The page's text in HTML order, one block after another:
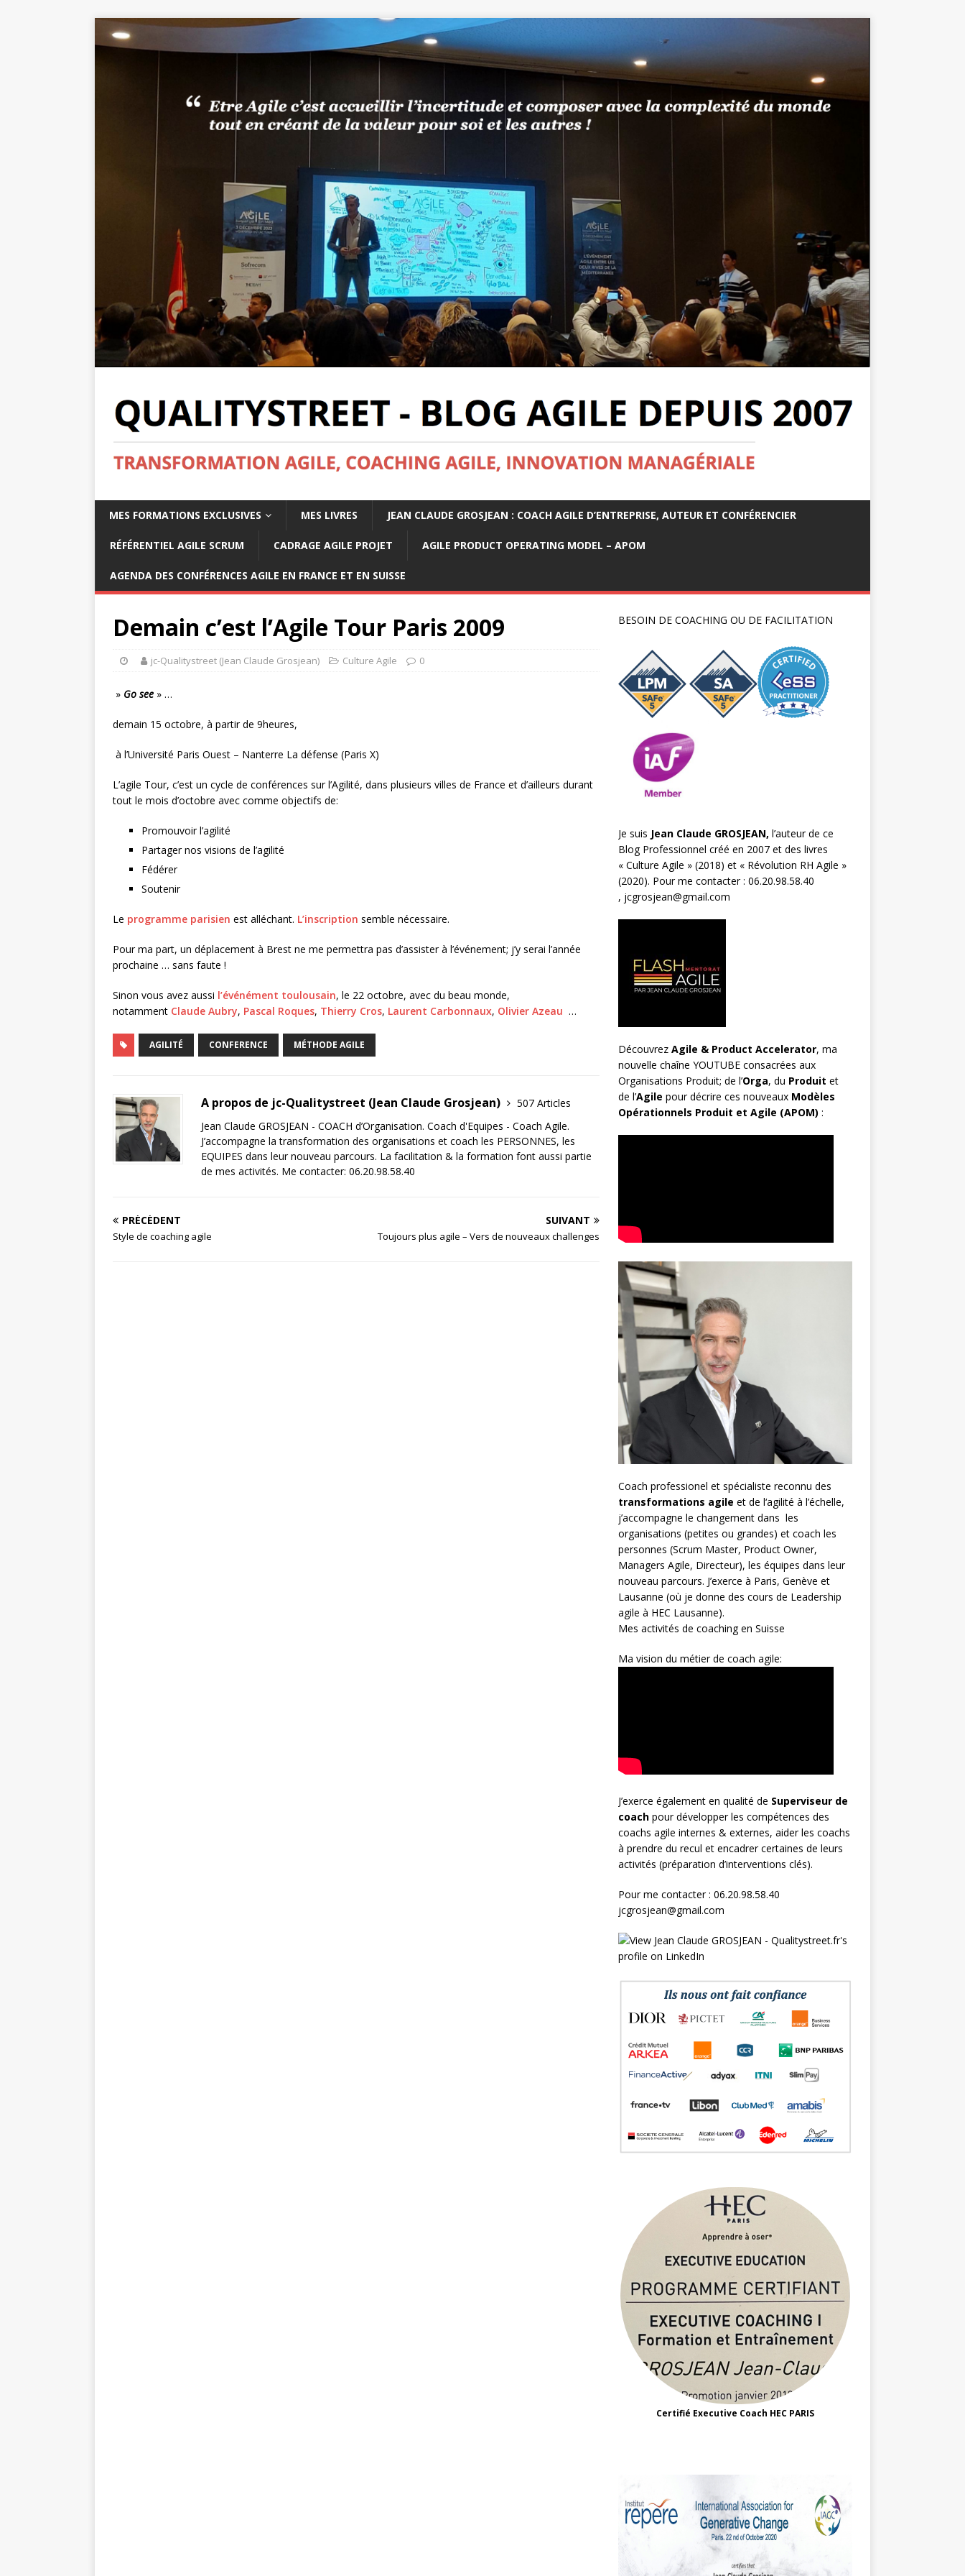
MES FORMATIONS EXCLUSIVES MES LIVRES JEAN CLAUDE GROSJEAN : COACH AGILE D’ENTREPRISE, AUTEUR ET CONFÉRENCIER
RÉFÉRENTIEL AGILE SCRUM CADRAGE AGILE PROJET AGILE PRODUCT OPERATING MODEL – APOM
AGENDA DES CONFÉRENCES AGILE EN FRANCE ET EN SUISSE
Demain c’est l’Agile Tour Paris 2009
jc-Qualitystreet (Jean Claude Grosjean) Culture Agile 0
» Go see » …
demain 15 octobre, à partir de 9heures,
à l’Université Paris Ouest – Nanterre La défense (Paris X)
L’agile Tour, c’est un cycle de conférences sur l’Agilité, dans plusieurs villes de France et d’ailleurs durant
tout le mois d’octobre avec comme objectifs de:
Promouvoir l’agilité
Partager nos visions de l’agilité
Fédérer
Soutenir
Le programme parisien est alléchant. L’inscription semble nécessaire.
Pour ma part, un déplacement à Brest ne me permettra pas d’assister à l’événement; j’y serai l’année
prochaine … sans faute !
Sinon vous avez aussi l’événément toulousain, le 22 octobre, avec du beau monde,
notamment Claude Aubry, Pascal Roques, Thierry Cros, Laurent Carbonnaux, Olivier Azeau …
AGILITÉ CONFERENCE MÉTHODE AGILE
A propos de jc-Qualitystreet (Jean Claude Grosjean)
507 Articles
Jean Claude GROSJEAN - COACH d’Organisation. Coach d'Equipes - Coach Agile.
J’accompagne la transformation des organisations et coach les PERSONNES, les
EQUIPES dans leur nouveau parcours. La facilitation & la formation font aussi partie
de mes activités. Me contacter: 06.20.98.58.40
PRÉCÉDENT
Style de coaching agile
SUIVANT
Toujours plus agile – Vers de nouveaux challenges
BESOIN DE COACHING OU DE FACILITATION
Je suis Jean Claude GROSJEAN, l’auteur de ce
Blog Professionnel créé en 2007 et des livres
« Culture Agile » (2018) et « Révolution RH Agile »
(2020). Pour me contacter : 06.20.98.58.40
, jcgrosjean@gmail.com
Découvrez Agile & Product Accelerator, ma
nouvelle chaîne YOUTUBE consacrées aux
Organisations Produit; de l’Orga, du Produit et
de l’Agile pour décrire ces nouveaux Modèles
Opérationnels Produit et Agile (APOM) :
Coach professionel et spécialiste reconnu des
transformations agile et de l‘agilité à l’échelle,
j’accompagne le changement dans les
organisations (petites ou grandes) et coach les
personnes (Scrum Master, Product Owner,
Managers Agile, Directeur), les équipes dans leur
nouveau parcours. J’exerce à Paris, Genève et
Lausanne (où je donne des cours de Leadership
agile à HEC Lausanne).
Mes activités de coaching en Suisse
Ma vision du métier de coach agile:
J’exerce également en qualité de Superviseur de
coachpour développer les compétences des
coachs agile internes & externes, aider les coachs
à prendre du recul et encadrer certaines de leurs
activités (préparation d’interventions clés).
Pour me contacter : 06.20.98.58.40
jcgrosjean@gmail.com
Certifié Executive Coach HEC PARIS